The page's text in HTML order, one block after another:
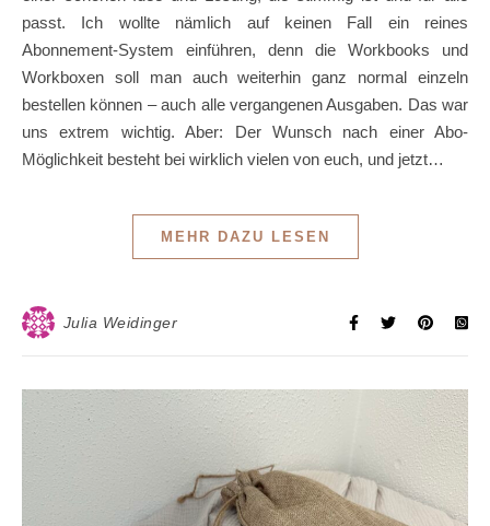
passt. Ich wollte nämlich auf keinen Fall ein reines
Abonnement-System einführen, denn die Workbooks und
Workboxen soll man auch weiterhin ganz normal einzeln
bestellen können – auch alle vergangenen Ausgaben. Das war
uns extrem wichtig. Aber: Der Wunsch nach einer Abo-
Möglichkeit besteht bei wirklich vielen von euch, und jetzt…
MEHR DAZU LESEN
Julia Weidinger